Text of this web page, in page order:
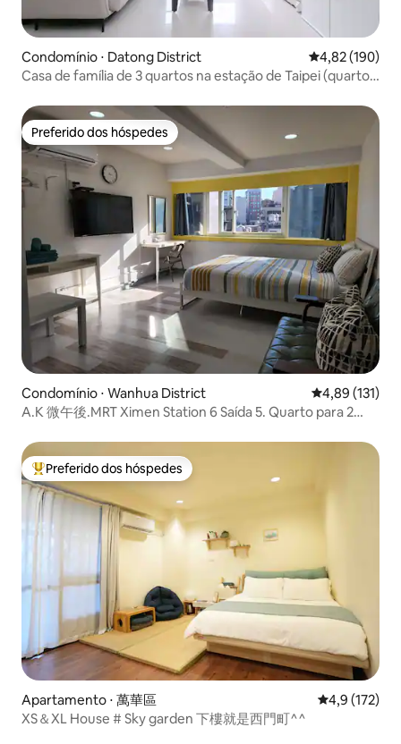
Condomínio ⋅ Datong District 4,82 de uma
4,82 (190)
Casa de família de 3 quartos na estação de Taipei (quarto
Preferido dos hóspedes
Preferido dos hóspedes
Condomínio ⋅ Wanhua District 4,89 de uma
4,89 (131)
A.K 微午後.MRT Ximen Station 6 Saída 5. Quarto para 2
Entre os melhores preferidos dos hóspedes
Preferido dos hóspedes
Apartamento ⋅ 萬華區 4,9 de uma
4,9 (172)
XS＆XL House # Sky garden 下樓就是西門町^^